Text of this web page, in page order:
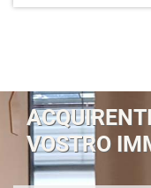
VOSTRO